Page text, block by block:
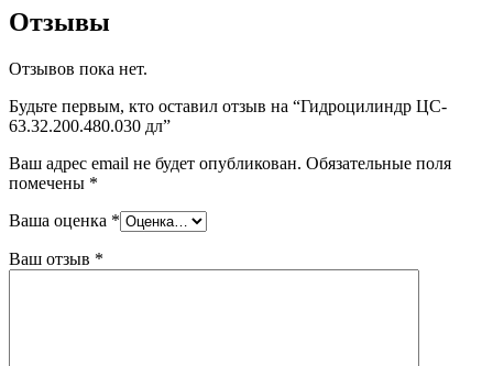
Отзывы
Отзывов пока нет.
Будьте первым, кто оставил отзыв на “Гидроцилиндр ЦС-
63.32.200.480.030 дл”
Ваш адрес email не будет опубликован. Обязательные поля
помечены *
Ваша оценка *
Ваш отзыв *